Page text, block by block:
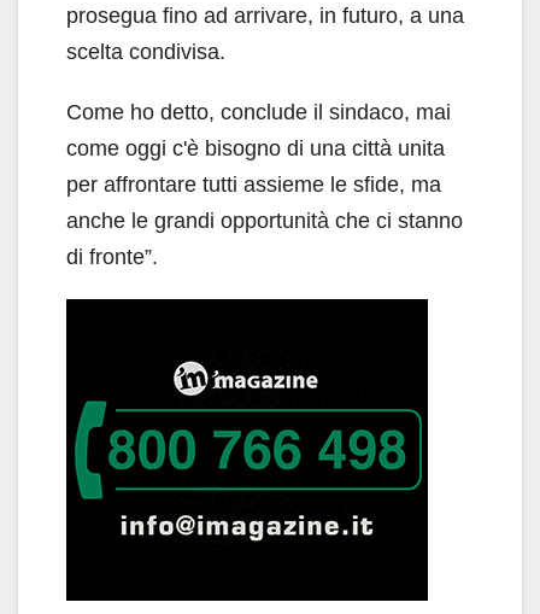
prosegua fino ad arrivare, in futuro, a una
scelta condivisa.
Come ho detto, conclude il sindaco, mai
come oggi c'è bisogno di una città unita
per affrontare tutti assieme le sfide, ma
anche le grandi opportunità che ci stanno
di fronte”.